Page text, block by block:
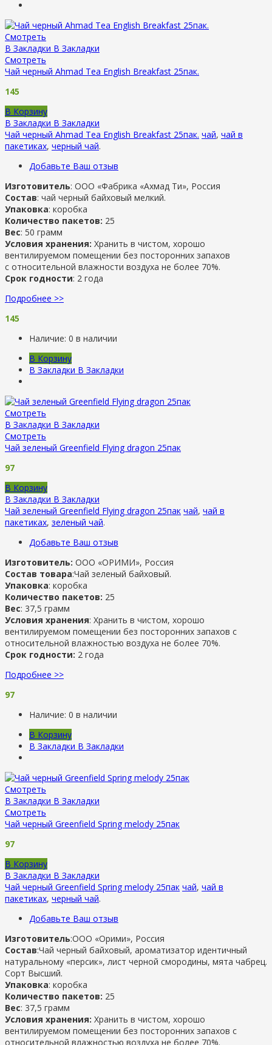
Смотреть
В Закладки В Закладки
Смотреть
Чай черный Ahmad Tea English Breakfast 25пак.
145
В Корзину
В Закладки В Закладки
Чай черный Ahmad Tea English Breakfast 25пак. чай, чай в
пакетиках, черный чай.
Добавьте Ваш отзыв
Изготовитель: ООО «Фабрика «Ахмад Ти», Россия
Состав: чай черный байховый мелкий.
Упаковка: коробка
Количество пакетов: 25
Вес: 50 грамм
Условия хранения: Хранить в чистом, хорошо
вентилируемом помещении без посторонних запахов
с относительной влажности воздуха не более 70%.
Срок годности: 2 года
Подробнее >>
145
Наличие: 0 в наличии
В Корзину
В Закладки В Закладки
Смотреть
В Закладки В Закладки
Смотреть
Чай зеленый Greenfield Flying dragon 25пак
97
В Корзину
В Закладки В Закладки
Чай зеленый Greenfield Flying dragon 25пак чай, чай в
пакетиках, зеленый чай.
Добавьте Ваш отзыв
Изготовитель: ООО «ОРИМИ», Россия
Состав товара:Чай зеленый байховый.
Упаковка: коробка
Количество пакетов: 25
Вес: 37,5 грамм
Условия хранения: Хранить в чистом, хорошо
вентилируемом помещении без посторонних запахов с
относительной влажностью воздуха не более 70%.
Срок годности: 2 года
Подробнее >>
97
Наличие: 0 в наличии
В Корзину
В Закладки В Закладки
Смотреть
В Закладки В Закладки
Смотреть
Чай черный Greenfield Spring melody 25пак
97
В Корзину
В Закладки В Закладки
Чай черный Greenfield Spring melody 25пак чай, чай в
пакетиках, черный чай.
Добавьте Ваш отзыв
Изготовитель:ООО «Орими», Россия
Состав:Чай черный байховый, ароматизатор идентичный
натуральному «персик», лист черной смородины, мята чабрец.
Сорт Высший.
Упаковка: коробка
Количество пакетов: 25
Вес: 37,5 грамм
Условия хранения: Хранить в чистом, хорошо
вентилируемом помещении без посторонних запахов с
относительной влажностью воздуха не более 70%.